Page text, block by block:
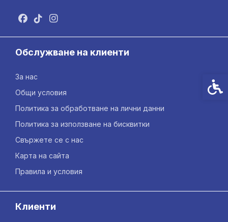
Обслужване на клиенти
За нас
Общи условия
Политика за обработване на лични данни
Политика за използване на бисквитки
Свържете се с нас
Карта на сайта
Правила и условия
Клиенти